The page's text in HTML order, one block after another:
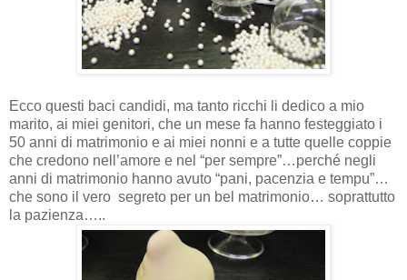
Ecco questi baci candidi, ma tanto ricchi li dedico a mio
marito, ai miei genitori, che un mese fa hanno festeggiato i
50 anni di matrimonio e ai miei nonni e a tutte quelle coppie
che credono nell’amore e nel “per sempre”…perché negli
anni di matrimonio hanno avuto “pani, pacenzia e tempu”…
che sono il vero segreto per un bel matrimonio… soprattutto
la pazienza…..